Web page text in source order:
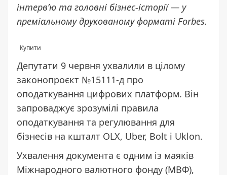
інтерв’ю та головні бізнес-історії — у
преміальному друкованому форматі Forbes.
Купити
Депутати 9 червня ухвалили в цілому
законопроєкт №15111-д про
оподаткування цифрових платформ. Він
запроваджує зрозумілі правила
оподаткування та регулювання для
бізнесів на кшталт OLX, Uber, Bolt і Uklon.
Ухвалення документа є одним із маяків
Міжнародного валютного фонду (МВФ),